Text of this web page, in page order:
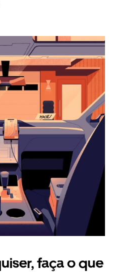
faça o que